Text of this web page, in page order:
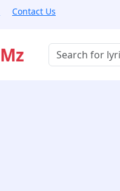
Contact Us
Mz Buscar músicas